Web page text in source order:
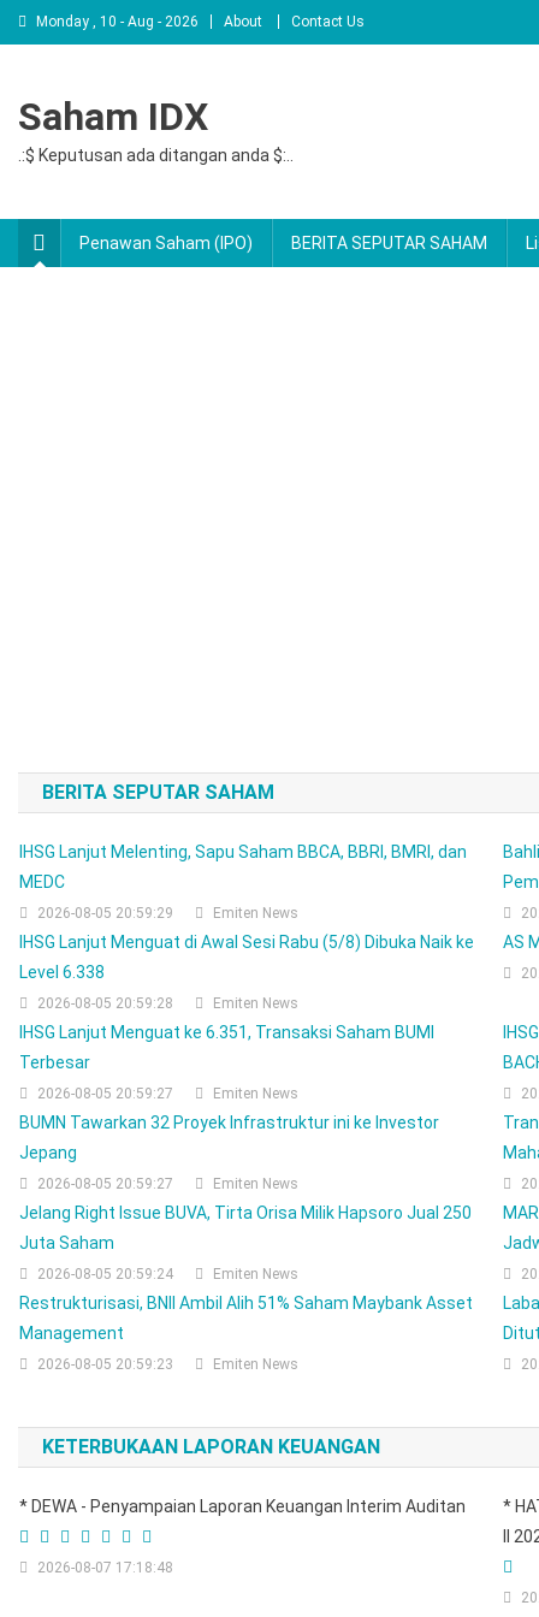
Monday , 10 - Aug - 2026 About Contact Us
Saham IDX
.:$ Keputusan ada ditangan anda $:..
Penawan Saham (IPO) BERITA SEPUTAR SAHAM
BERITA SEPUTAR SAHAM
IHSG Lanjut Melenting, Sapu Saham BBCA, BBRI, BMRI, dan
MEDC
2026-08-05 20:59:29 Emiten News
IHSG Lanjut Menguat di Awal Sesi Rabu (5/8) Dibuka Naik ke
Level 6.338
2026-08-05 20:59:28 Emiten News
AS
IHSG Lanjut Menguat ke 6.351, Transaksi Saham BUMI
Terbesar
2026-08-05 20:59:27 Emiten News
BUMN Tawarkan 32 Proyek Infrastruktur ini ke Investor
Jepang
2026-08-05 20:59:27 Emiten News
Jelang Right Issue BUVA, Tirta Orisa Milik Hapsoro Jual 250
Juta Saham
2026-08-05 20:59:24 Emiten News
Restrukturisasi, BNII Ambil Alih 51% Saham Maybank Asset
Management
2026-08-05 20:59:23 Emiten News
KETERBUKAAN LAPORAN KEUANGAN
* DEWA - Penyampaian Laporan Keuangan Interim Auditan
2026-08-07 17:18:48
*
II